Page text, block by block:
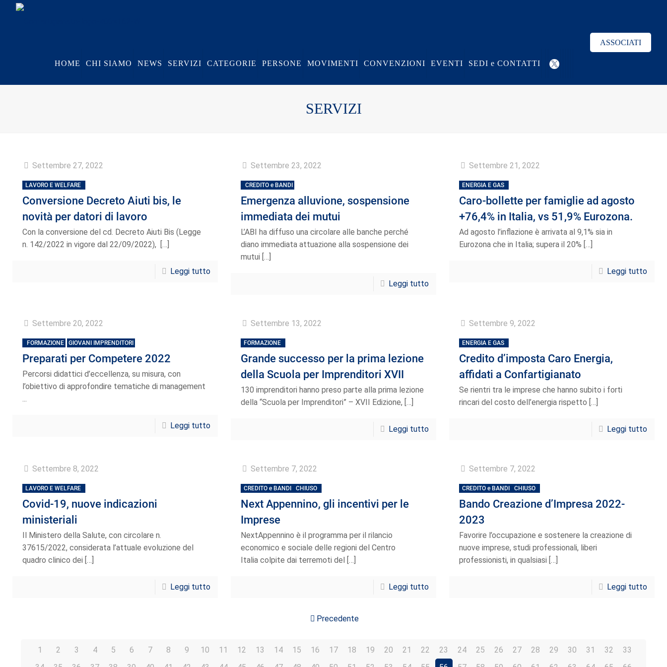
HOME CHI SIAMO NEWS SERVIZI CATEGORIE PERSONE MOVIMENTI CONVENZIONI EVENTI SEDI e CONTATTI
ASSOCIATI
SERVIZI
Settembre 27, 2022
LAVORO E WELFARE
Conversione Decreto Aiuti bis, le
novità per datori di lavoro
Con la conversione del cd. Decreto Aiuti Bis (Legge
n. 142/2022 in vigore dal 22/09/2022), […]
Leggi tutto
Settembre 23, 2022
CREDITO e BANDI
Emergenza alluvione, sospensione
immediata dei mutui
L’ABI ha diffuso una circolare alle banche perché
diano immediata attuazione alla sospensione dei
mutui […]
Leggi tutto
Settembre 21, 2022
ENERGIA E GAS
Caro-bollette per famiglie ad agosto
+76,4% in Italia, vs 51,9% Eurozona.
Ad agosto l’inflazione è arrivata al 9,1% sia in
Eurozona che in Italia; supera il 20% […]
Leggi tutto
Settembre 20, 2022
FORMAZIONE GIOVANI IMPRENDITORI
Preparati per Competere 2022
Percorsi didattici d’eccellenza, su misura, con
l’obiettivo di approfondire tematiche di management
...
Leggi tutto
Settembre 13, 2022
FORMAZIONE
Grande successo per la prima lezione
della Scuola per Imprenditori XVII
130 imprenditori hanno preso parte alla prima lezione
della “Scuola per Imprenditori” – XVII Edizione, […]
Leggi tutto
Settembre 9, 2022
ENERGIA E GAS
Credito d’imposta Caro Energia,
affidati a Confartigianato
Se rientri tra le imprese che hanno subito i forti
rincari del costo dell’energia rispetto […]
Leggi tutto
Settembre 8, 2022
LAVORO E WELFARE
Covid-19, nuove indicazioni
ministeriali
Il Ministero della Salute, con circolare n.
37615/2022, considerata l’attuale evoluzione del
quadro clinico dei […]
Leggi tutto
Settembre 7, 2022
CREDITO e BANDI CHIUSO
Next Appennino, gli incentivi per le
Imprese
NextAppennino è il programma per il rilancio
economico e sociale delle regioni del Centro
Italia colpite dai terremoti del […]
Leggi tutto
Settembre 7, 2022
CREDITO e BANDI CHIUSO
Bando Creazione d’Impresa 2022-
2023
Favorire l’occupazione e sostenere la creazione di
nuove imprese, studi professionali, liberi
professionisti, in qualsiasi […]
Leggi tutto
Precedente
1 2 3 4 5 6 7 8 9 10 11 12 13 14 15 16 17 18 19 20 21 22 23 24 25 26 27 28 29 30 31 32
33